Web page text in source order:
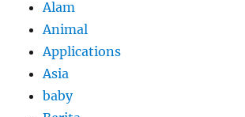
Alam
Animal
Applications
Asia
baby